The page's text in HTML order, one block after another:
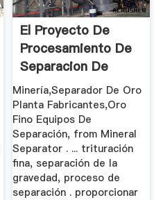
El Proyecto De
Procesamiento De
Separacion De
Cobre
Minería,Separador De Oro
Planta Fabricantes,Oro
Fino Equipos De
Separación, from Mineral
Separator . ... trituración
fina, separación de la
gravedad, proceso de
separación . proporcionar